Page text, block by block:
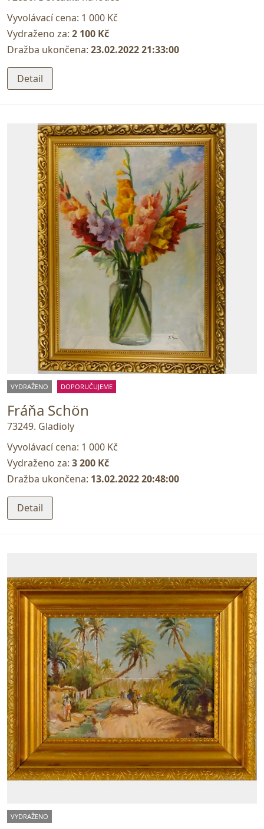
Vyvolávací cena: 1 000 Kč
Vydraženo za: 2 100 Kč
Dražba ukončena: 23.02.2022 21:33:00
Detail
VYDRAŽENO DOPORUČUJEME
Fráňa Schön
73249. Gladioly
Vyvolávací cena: 1 000 Kč
Vydraženo za: 3 200 Kč
Dražba ukončena: 13.02.2022 20:48:00
Detail
VYDRAŽENO